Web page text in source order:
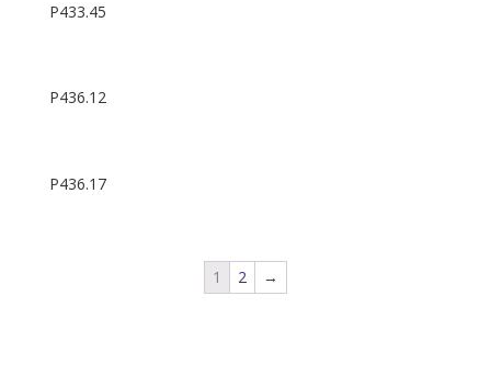
P433.45
P436.12
P436.17
1 2 →